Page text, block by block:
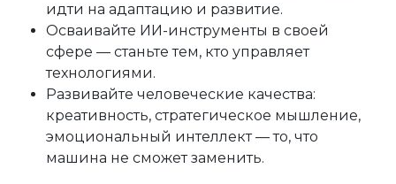
идти на адаптацию и развитие.
Осваивайте ИИ-инструменты в своей
сфере — станьте тем, кто управляет
технологиями.
Развивайте человеческие качества:
креативность, стратегическое мышление,
эмоциональный интеллект — то, что
машина не сможет заменить.